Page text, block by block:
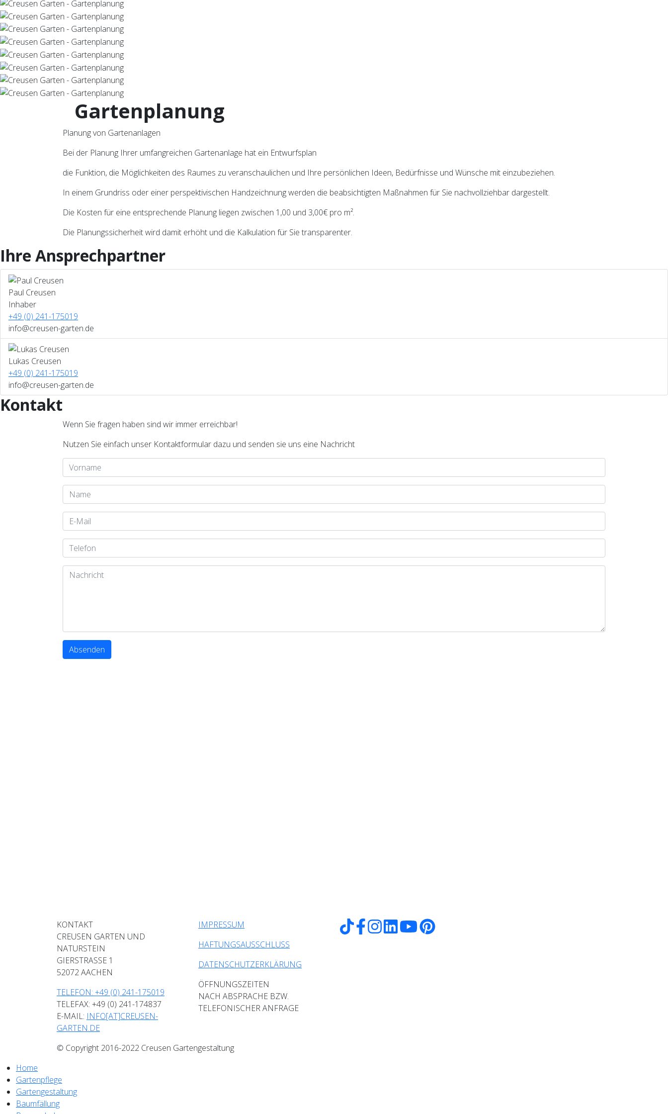
Gartenplanung
Planung von Gartenanlagen
Bei der Planung Ihrer umfangreichen Gartenanlage hat ein Entwurfsplan
die Funktion, die Möglichkeiten des Raumes zu veranschaulichen und Ihre persönlichen Ideen, Bedürfnisse und Wünsche mit einzubeziehen.
In einem Grundriss oder einer perspektivischen Handzeichnung werden die beabsichtigten Maßnahmen für Sie nachvollziehbar dargestellt.
Die Kosten für eine entsprechende Planung liegen zwischen 1,00 und 3,00€ pro m².
Die Planungssicherheit wird damit erhöht und die Kalkulation für Sie transparenter.
Ihre Ansprechpartner
Bild
Paul Creusen
Inhaber
+49 (0) 241-175019
info@creusen-garten.de
Bild
Lukas Creusen
+49 (0) 241-175019
info@creusen-garten.de
Kontakt
Wenn Sie fragen haben sind wir immer erreichbar!
Nutzen Sie einfach unser Kontaktformular dazu und senden sie uns eine Nachricht
Absenden
KONTAKT
CREUSEN GARTEN UND
NATURSTEIN
GIERSTRASSE 1
52072 AACHEN
TELEFON: +49 (0) 241-175019
TELEFAX: +49 (0) 241-174837
E-MAIL: INFO[AT]CREUSEN-
GARTEN.DE
IMPRESSUM
HAFTUNGSAUSSCHLUSS
DATENSCHUTZERKLÄRUNG
ÖFFNUNGSZEITEN
NACH ABSPRACHE BZW.
TELEFONISCHER ANFRAGE
© Copyright 2016-2022 Creusen Gartengestaltung
Home
Gartenpflege
Gartengestaltung
Baumfällung